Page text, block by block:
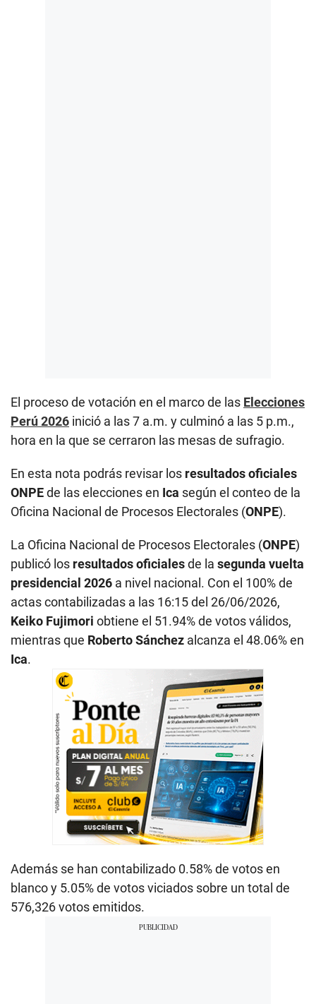
El proceso de votación en el marco de las Elecciones
Perú 2026 inició a las 7 a.m. y culminó a las 5 p.m.,
hora en la que se cerraron las mesas de sufragio.
En esta nota podrás revisar los resultados oficiales
ONPEde las elecciones en Ica según el conteo de la
Oficina Nacional de Procesos Electorales (ONPE).
La Oficina Nacional de Procesos Electorales (ONPE)
publicó los resultados oficialesde la segunda vuelta
presidencial 2026 a nivel nacional. Con el 100% de
actas contabilizadas a las 16:15 del 26/06/2026,
Keiko Fujimori obtiene el 51.94% de votos válidos,
mientras que Roberto Sánchez alcanza el 48.06% en
Ica.
Además se han contabilizado 0.58% de votos en
blanco y 5.05% de votos viciados sobre un total de
576,326 votos emitidos.